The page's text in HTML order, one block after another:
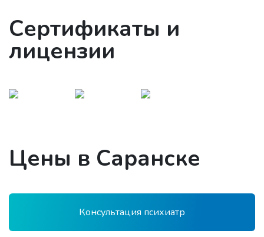
Сертификаты и
лицензии
Цены в Саранске
Консультация психиатр